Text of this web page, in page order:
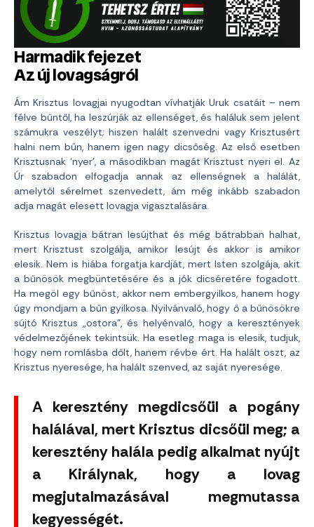
Harmadik fejezet
Az új lovagságról
Ám Krisztus lovagjai nyugodtan vívhatják Uruk csatáit – nem
félve bűntől, ha leszúrják az ellenséget, és haláluk sem jelent
számukra veszélyt; hiszen halált szenvedni vagy Krisztusért
halni nem bűn, hanem igen nagy dicsőség. Az első esetben
Krisztusnak ‘nyer’, a másodikban magát Krisztust nyeri el. Az
Úr szabadon elfogadja annak az ellenségnek a halálát,
amelytől sérelmet szenvedett, ám még inkább szabadon
adja magát elesett lovagja vigasztalására.
Krisztus lovagja bátran lesújthat és még bátrabban halhat,
mert Krisztust szolgálja, amikor lesújt és akkor is amikor
elesik. Nem is hiába forgatja kardját, mert Isten szolgája, akit
a bűnösök megbüntetésére és a jók dicséretére fogadott.
Ha megöl egy bűnöst, akkor nem embergyilkos, hanem hogy
úgy mondjam a bűn gyilkosa. Nyilvánvaló, hogy ő a bűnösökre
sújtó Krisztus „ostora”, és helyénvaló, hogy a keresztények
védelmezőjének tekintsük. Ha esetleg maga is elesik, tudjuk,
hogy nem romlásba dőlt, hanem révbe ért. Ha halált oszt, az
Krisztus nyeresége, ha halált szenved, az saját nyeresége.
A keresztény megdicsőül a pogány
halálával, mert Krisztus dicsőül meg; a
keresztény halála pedig alkalmat nyújt
a Királynak, hogy a lovag
megjutalmazásával megmutassa
kegyességét.